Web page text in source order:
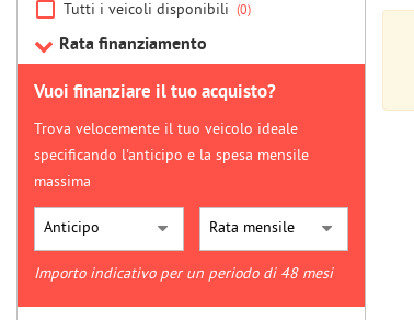
NEWS
CONTATTI
Tutti i veicoli disponibili (0)
Rata finanziamento
Vuoi finanziare il tuo acquisto?
Trova velocemente il tuo veicolo ideale
specificando l'anticipo e la spesa mensile
massima
Importo indicativo per un periodo di 48 mesi